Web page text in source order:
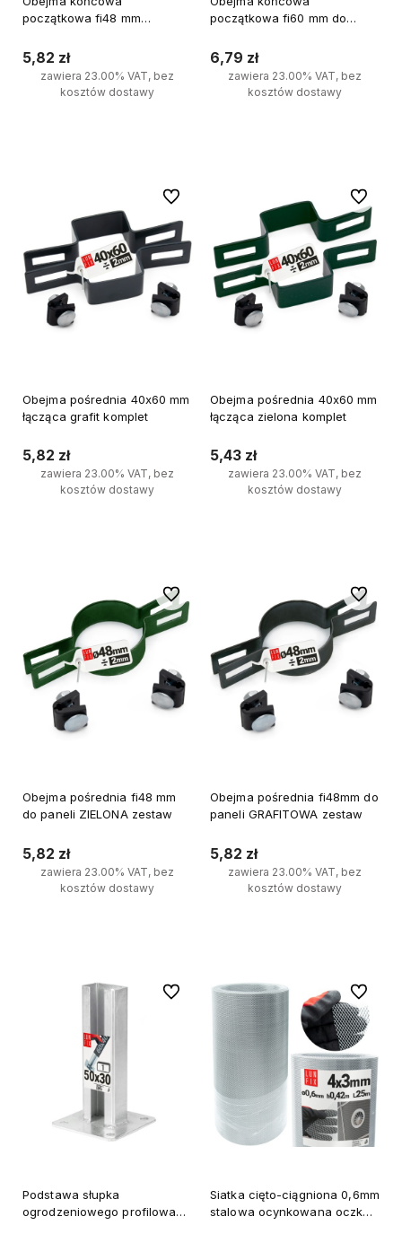
początkowa fi48 mm
5,82 zł
zawiera 23.00% VAT, bez
kosztów dostawy
początkowa fi60 mm do
6,79 zł
zawiera 23.00% VAT, bez
kosztów dostawy
Obejma pośrednia 40x60 mm
łącząca grafit komplet
5,82 zł
zawiera 23.00% VAT, bez
kosztów dostawy
Do ulubionych
Obejma pośrednia 40x60 mm
łącząca zielona komplet
5,43 zł
zawiera 23.00% VAT, bez
kosztów dostawy
Do
Obejma pośrednia fi48 mm
do paneli ZIELONA zestaw
5,82 zł
zawiera 23.00% VAT, bez
kosztów dostawy
Do ulubionych
Obejma pośrednia fi48mm do
paneli GRAFITOWA zestaw
5,82 zł
zawiera 23.00% VAT, bez
kosztów dostawy
Do
Podstawa słupka
ogrodzeniowego profilowa
Do ulubionych
Siatka cięto-ciągniona 0,6mm
stalowa ocynkowana oczko
Do